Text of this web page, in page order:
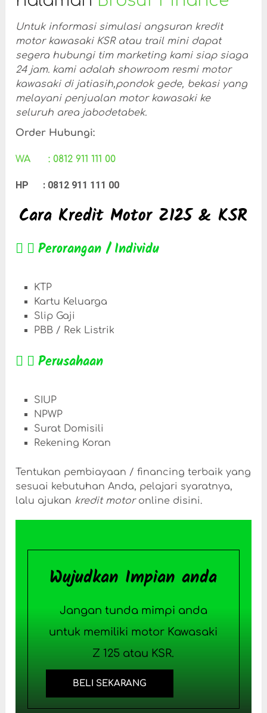
Untuk informasi simulasi angsuran kredit
motor kawasaki KSR atau trail mini dapat
segera hubungi tim marketing kami siap siaga
24 jam. kami adalah showroom resmi motor
kawasaki di jatiasih,pondok gede, bekasi yang
melayani penjualan motor kawasaki ke
seluruh area jabodetabek.
Order Hubungi:
WA : 0812 911 111 00
HP : 0812 911 111 00
Cara Kredit Motor Z125 & KSR
Perorangan / Individu
KTP
Kartu Keluarga
Slip Gaji
PBB / Rek Listrik
Perusahaan
SIUP
NPWP
Surat Domisili
Rekening Koran
Tentukan pembiayaan / financing terbaik yang
sesuai kebutuhan Anda, pelajari syaratnya,
lalu ajukan kredit motor online disini.
Wujudkan Impian anda
Jangan tunda mimpi anda
untuk memiliki motor Kawasaki
Z 125 atau KSR.
BELI SEKARANG